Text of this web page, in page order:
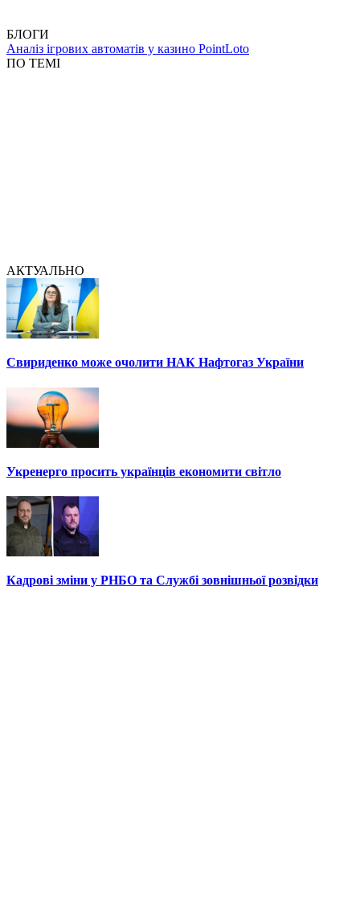
БЛОГИ
Аналіз ігрових автоматів у казино PointLoto
ПО ТЕМІ
АКТУАЛЬНО
Свириденко може очолити НАК Нафтогаз України
Укренерго просить українців економити світло
Кадрові зміни у РНБО та Службі зовнішньої розвідки